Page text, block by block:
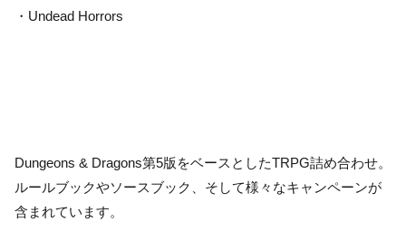
・Undead Horrors
Dungeons & Dragons第5版をベースとしたTRPG詰め合わせ。
ルールブックやソースブック、そして様々なキャンペーンが
含まれています。